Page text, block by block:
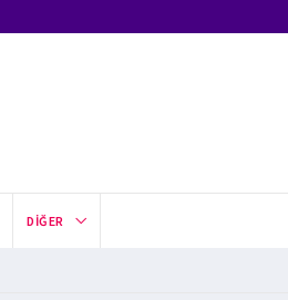
DIĞER